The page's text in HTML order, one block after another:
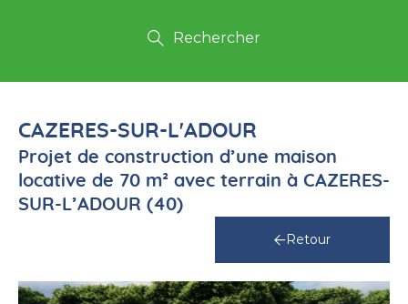
Rechercher
CAZERES-SUR-L'ADOUR
Projet de construction d’une maison
locative de 70 m² avec terrain à CAZERES-
SUR-L’ADOUR (40)
Retour